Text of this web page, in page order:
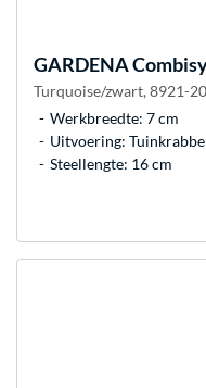
GARDENA
Turquoise/zwart, 8921-20
Werkbreedte: 7 cm
Uitvoering:
Steellengte: 16 cm